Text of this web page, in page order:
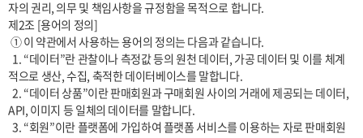
자의 권리, 의무 및 책임사항을 규정함을 목적으로 합니다.
제2조 [용어의 정의]
적으로 생산, 수집, 축적한 데이터베이스를 말합니다.
  2. “데이터 상품”이란 판매회원과 구매회원 사이의 거래에 제공되는 데이터,
API, 이미지 등 일체의 데이터를 말합니다.
  3. “회원”이란 플랫폼에 가입하여 플랫폼 서비스를 이용하는 자로 판매회원